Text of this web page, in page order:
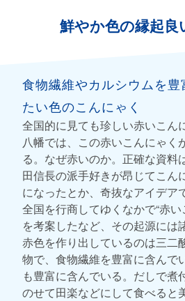
鮮やか色の縁起良
食物繊維やカルシウムを
たい色のこんにゃく
全国的に見ても珍しい赤いこん
八幡では、この赤いこんにゃく
る。なぜ赤いのか。正確な資料
田信長の派手好きが昂じてこん
になったとか、奇抜なアイデア
全国を行商してゆくなかで“赤
を考案したなど、その起源には
赤色を作り出しているのは三二
物で、食物繊維を豊富に含んで
も豊富に含んでいる。だしで煮
のせて田楽などにして食べると